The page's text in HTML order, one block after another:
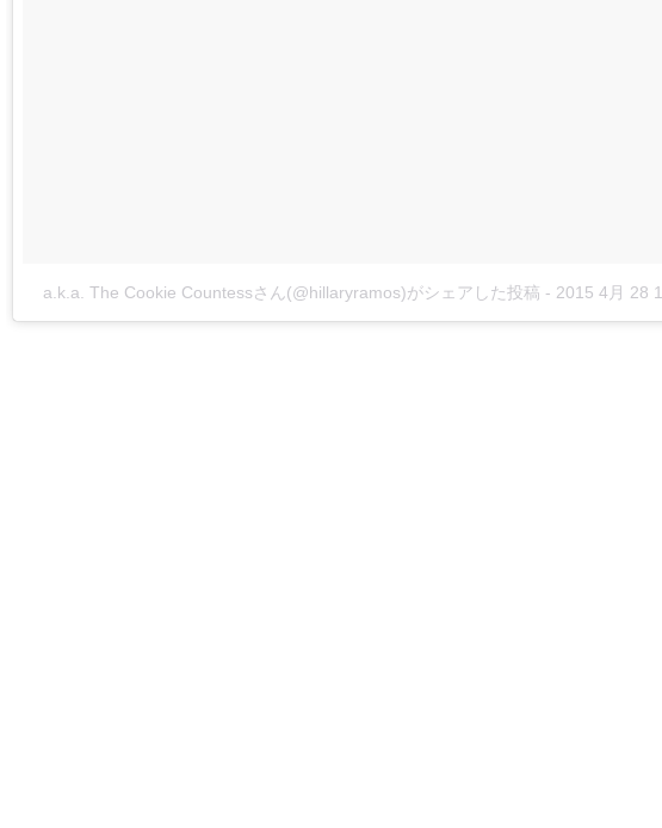
a.k.a. The Cookie Countessさん(@hillaryramos)がシェアした投稿 - 2015 4月 28